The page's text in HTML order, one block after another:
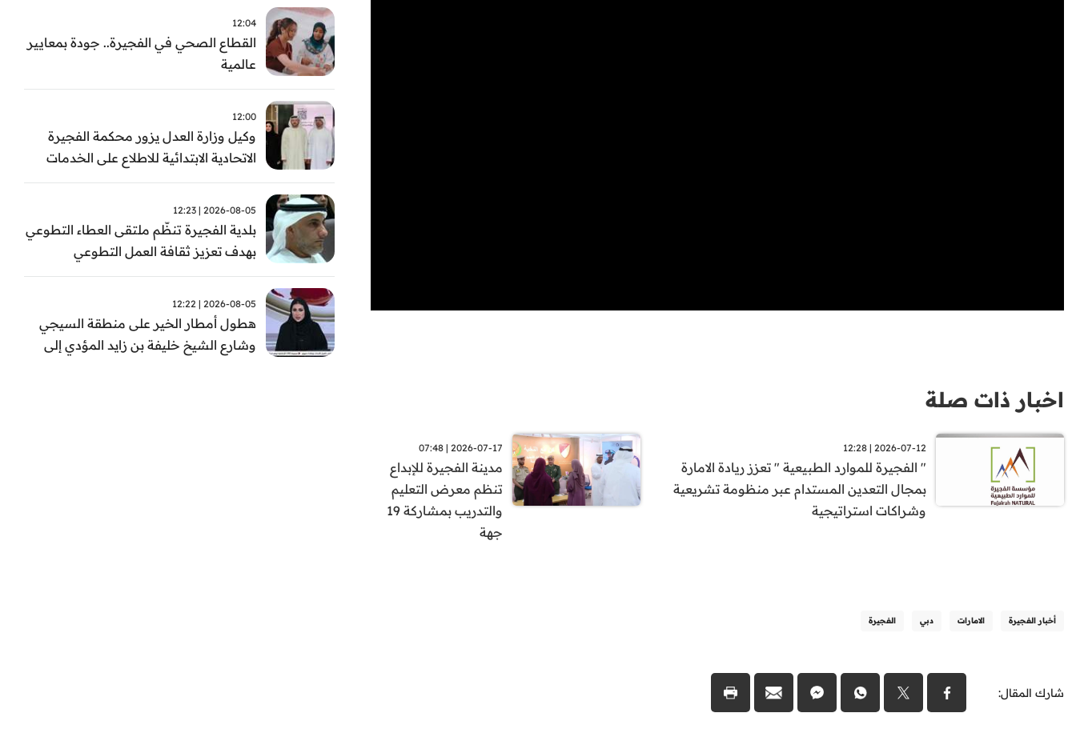
اخبار ذات صلة
2026-07-12 | 12:28
" الفجيرة للموارد الطبيعية " تعزز ريادة الامارة
بمجال التعدين المستدام عبر منظومة تشريعية
وشراكات استراتيجية
2026-07-17 | 07:48
مدينة الفجيرة للإبداع
تنظم معرض التعليم
والتدريب بمشاركة 19
جهة
أخبار الفجيرة الامارات دبي الفجيرة
شارك المقال:
12:04
القطاع الصحي في الفجيرة.. جودة بمعايير
عالمية
12:00
وكيل وزارة العدل يزور محكمة الفجيرة
الاتحادية الابتدائية للاطلاع على الخدمات
التشغيلية وتطويرها
2026-08-05 | 12:23
بلدية الفجيرة تنظّم ملتقى العطاء التطوعي
بهدف تعزيز ثقافة العمل التطوعي
2026-08-05 | 12:22
هطول أمطار الخير على منطقة السيجي
وشارع الشيخ خليفة بن زايد المؤدي إلى